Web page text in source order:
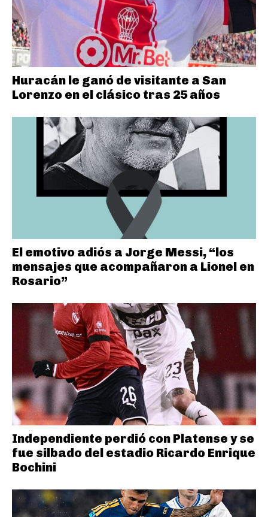
Huracán le ganó de visitante a San
Lorenzo en el clásico tras 25 años
El emotivo adiós a Jorge Messi, “los
mensajes que acompañaron a Lionel en
Rosario”
Independiente perdió con Platense y se
fue silbado del estadio Ricardo Enrique
Bochini